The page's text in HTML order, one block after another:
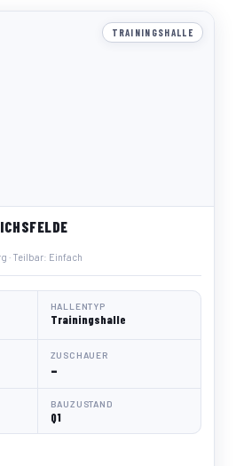
TRAININGSHALLE
· Teilbar: Einfach
HALLENTYP
Trainingshalle
ZUSCHAUER
–
BAUZUSTAND
Q1